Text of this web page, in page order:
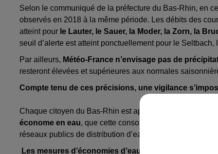
Selon le communiqué de la préfecture du Bas-Rhin, en
observés en 2018 à la même période. Les débits des
atteint pour le Lauter, le Sauer, la Moder, la Zorn, la
seuil d’alerte est atteint ponctuellement pour le Seltbach,
Par ailleurs, Météo-France n’envisage pas de
resteront élevées et supérieures aux normales
Compte tenu de ces précisions, une vigilance
Chaque citoyen du Bas-Rhin est appelé
économe en eau, que cette consommation se réalise
réseaux publics de distribution d’eau.
Les mesures d’économies d’eau recommandées